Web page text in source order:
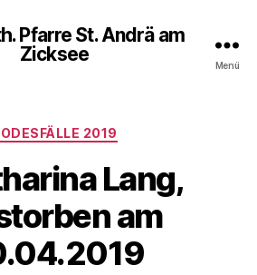
Pfarre St. Andrä am
Zicksee
Menü
Kategorien
2019
Lang,
am